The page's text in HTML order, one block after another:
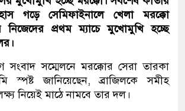
গড়ে সেমিফাইনালে খেলা মরক্কো
প্রথম ম্যাচে মুখোমুখি হচ্ছে
সম্মেলনে মরক্কোর সেরা তারকা
স্পষ্ট জানিয়েছেন, ব্রাজিলকে সমীহ
নিয়েই মাঠে নামবে তার দল।